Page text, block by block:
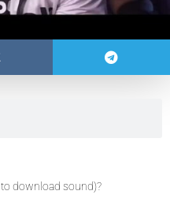
to download sound)?